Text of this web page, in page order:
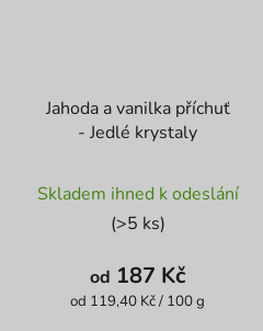
Jahoda a vanilka příchuť
- Jedlé krystaly
hodnocení
produktu
je
3,4
Skladem ihned k odeslání
(>5 ks)
od 187 Kč
Měrná
od 119,40 Kč / 100 g